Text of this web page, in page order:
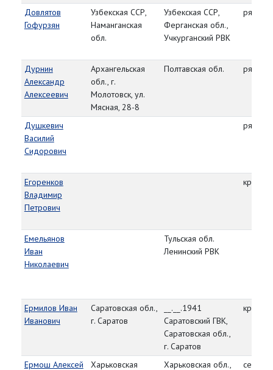
Довлятов
Гофурзян
Узбекская ССР,
Наманганская
обл.
Узбекская ССР,
Ферганская обл.,
Учкурганский РВК
Дурнин
Александр
Алексеевич
Архангельская
обл., г.
Молотовск, ул.
Мясная, 28-8
Полтавская обл.
Душкевич
Василий
Сидорович
Егоренков
Владимир
Петрович
Емельянов
Иван
Николаевич
Тульская обл.
Ленинский РВК
Ермилов Иван
Иванович
Саратовская обл.,
г. Саратов
__.__.1941
Саратовский ГВК,
Саратовская обл.,
г. Саратов
Ермош Алексей
Харьковская
Харьковская обл.,
сержант